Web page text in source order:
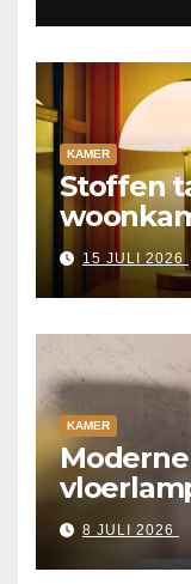
KAMER
Stoffen
15 JULI 2026
KAMER
8 JULI 2026